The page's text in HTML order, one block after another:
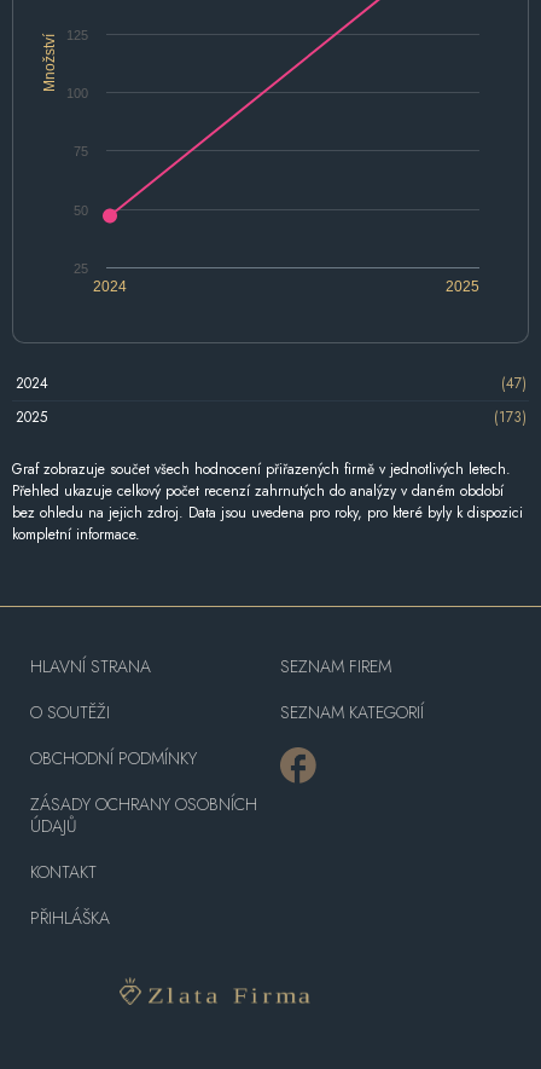
Množství
2024 2025
25
50
75
100
125
2024
(47)
2025
(173)
Graf zobrazuje součet všech hodnocení přiřazených firmě v jednotlivých letech.
Přehled ukazuje celkový počet recenzí zahrnutých do analýzy v daném období
bez ohledu na jejich zdroj. Data jsou uvedena pro roky, pro které byly k dispozici
kompletní informace.
HLAVNÍ STRANA
O SOUTĚŽI
OBCHODNÍ PODMÍNKY
ZÁSADY OCHRANY OSOBNÍCH
ÚDAJŮ
KONTAKT
PŘIHLÁŠKA
SEZNAM FIREM
SEZNAM KATEGORIÍ